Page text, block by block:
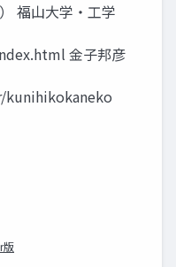
福山大学・工学
金子邦彦
版